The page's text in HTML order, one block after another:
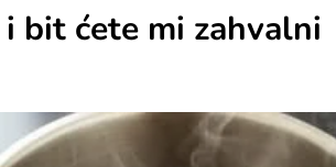
bit ćete mi zahvalni